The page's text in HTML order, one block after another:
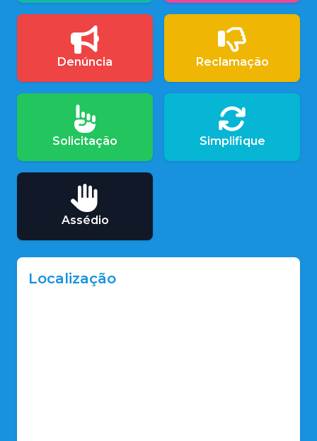
Denúncia Reclamação
Solicitação Simplifique
Assédio
Localização